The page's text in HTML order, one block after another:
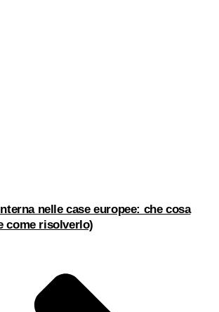
nelle case europee: che cosa
come risolverlo)